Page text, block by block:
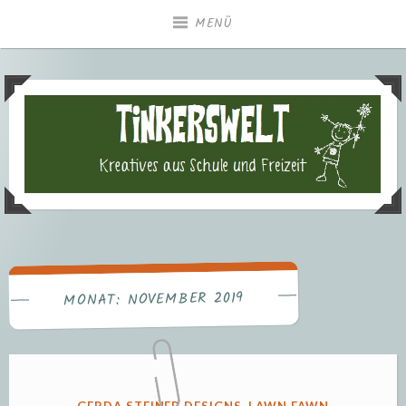
MENÜ
Tinkerswelt – Kreatives aus
Freizeit und Schule
MONAT: NOVEMBER 2019